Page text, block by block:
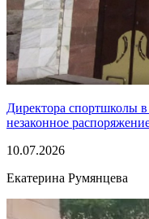
Директора спортшколы
незаконное
10.07.2026
Екатерина Румянцева